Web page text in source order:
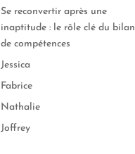
Se reconvertir après une
inaptitude : le rôle clé du bilan
de compétences
Jessica
Fabrice
Nathalie
Joffrey